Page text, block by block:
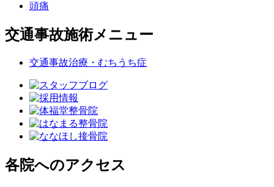
頭痛
交通事故施術メニュー
交通事故治療・むちうち症
各院へのアクセス